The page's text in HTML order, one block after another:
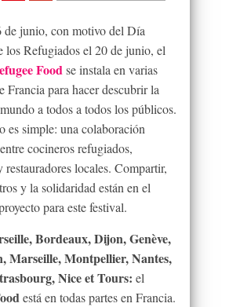
de junio, con motivo del Día
los Refugiados el 20 de junio, el
Foodse instala en varias
Francia para hacer descubrir la
a todos a todos los públicos.
es simple: una colaboración
cocineros refugiados,
restauradores locales. Compartir,
y la solidaridad están en el
para este festival.
Bordeaux, Dijon, Genève,
Marseille, Montpellier, Nantes,
Nice et Tours: el
está en todas partes en Francia.